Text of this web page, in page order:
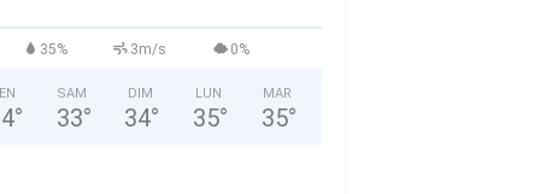
35% 3m/s 0%
°
SAM
33°
DIM
34°
LUN
35°
MAR
35°